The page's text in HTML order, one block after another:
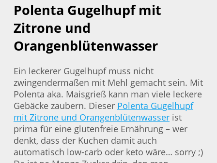
Polenta Gugelhupf mit
Zitrone und
Orangenblütenwasser
Ein leckerer Gugelhupf muss nicht
zwingendermaßen mit Mehl gemacht sein. Mit
Polenta aka. Maisgrieß kann man viele leckere
Gebäcke zaubern. Dieser Polenta Gugelhupf
mit Zitrone und Orangenblütenwasser ist
prima für eine glutenfreie Ernährung – wer
denkt, dass der Kuchen damit auch
automatisch low-carb oder keto wäre… sorry ;)